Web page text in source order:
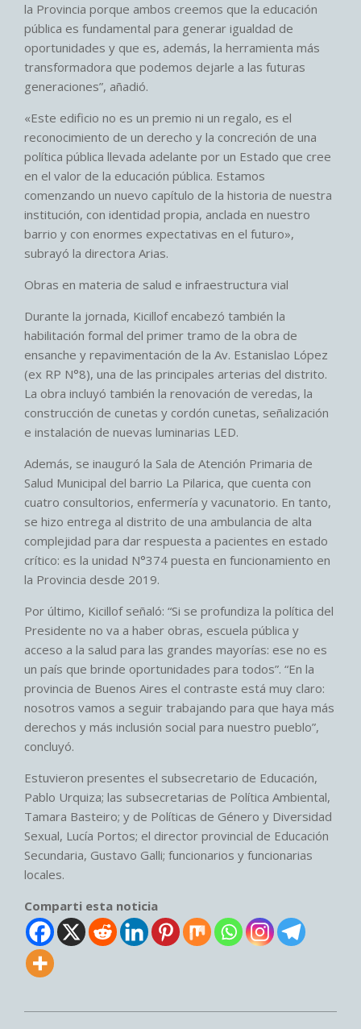
la Provincia porque ambos creemos que la educación
pública es fundamental para generar igualdad de
oportunidades y que es, además, la herramienta más
transformadora que podemos dejarle a las futuras
generaciones”, añadió.
«Este edificio no es un premio ni un regalo, es el
reconocimiento de un derecho y la concreción de una
política pública llevada adelante por un Estado que cree
en el valor de la educación pública. Estamos
comenzando un nuevo capítulo de la historia de nuestra
institución, con identidad propia, anclada en nuestro
barrio y con enormes expectativas en el futuro»,
subrayó la directora Arias.
Obras en materia de salud e infraestructura vial
Durante la jornada, Kicillof encabezó también la
habilitación formal del primer tramo de la obra de
ensanche y repavimentación de la Av. Estanislao López
(ex RP N°8), una de las principales arterias del distrito.
La obra incluyó también la renovación de veredas, la
construcción de cunetas y cordón cunetas, señalización
e instalación de nuevas luminarias LED.
Además, se inauguró la Sala de Atención Primaria de
Salud Municipal del barrio La Pilarica, que cuenta con
cuatro consultorios, enfermería y vacunatorio. En tanto,
se hizo entrega al distrito de una ambulancia de alta
complejidad para dar respuesta a pacientes en estado
crítico: es la unidad N°374 puesta en funcionamiento en
la Provincia desde 2019.
Por último, Kicillof señaló: “Si se profundiza la política del
Presidente no va a haber obras, escuela pública y
acceso a la salud para las grandes mayorías: ese no es
un país que brinde oportunidades para todos”. “En la
provincia de Buenos Aires el contraste está muy claro:
nosotros vamos a seguir trabajando para que haya más
derechos y más inclusión social para nuestro pueblo”,
concluyó.
Estuvieron presentes el subsecretario de Educación,
Pablo Urquiza; las subsecretarias de Política Ambiental,
Tamara Basteiro; y de Políticas de Género y Diversidad
Sexual, Lucía Portos; el director provincial de Educación
Secundaria, Gustavo Galli; funcionarios y funcionarias
locales.
Comparti esta noticia